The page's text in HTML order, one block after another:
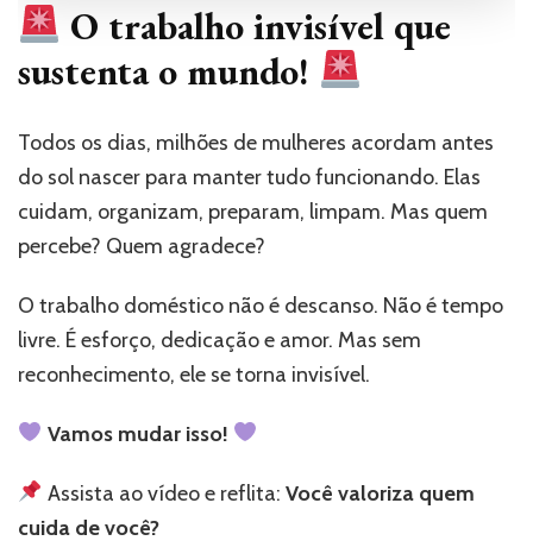
O trabalho invisível que
sustenta o mundo!
Todos os dias, milhões de mulheres acordam antes
do sol nascer para manter tudo funcionando. Elas
cuidam, organizam, preparam, limpam. Mas quem
percebe? Quem agradece?
O trabalho doméstico não é descanso. Não é tempo
livre. É esforço, dedicação e amor. Mas sem
reconhecimento, ele se torna invisível.
Vamos mudar isso!
Assista ao vídeo e reflita: Você valoriza quem
cuida de você?